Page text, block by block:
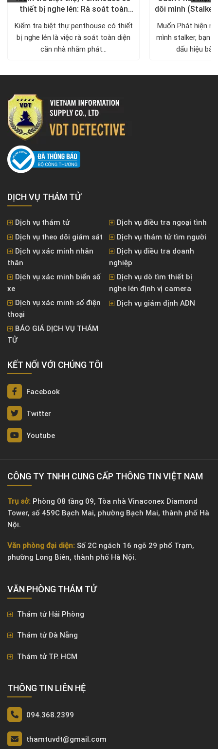
thiết bị nghe lén: Rà soát toàn
diện, trả lại không gian riêng tư
Kiểm tra biệt thự penthouse có thiết
bị nghe lén là việc rà soát toàn diện
căn nhà nhằm phát...
dõi mình
Muốn Phát hiện
mình stalker, bạn
dấu hiệu bất
DỊCH VỤ THÁM TỬ
Dịch vụ thám tử
Dịch vụ điều tra ngoại tình
Dịch vụ theo dõi giám sát
Dịch vụ thám tử tìm người
Dịch vụ xác minh nhân
thân
Dịch vụ điều tra doanh
nghiệp
Dịch vụ xác minh biển số
xe
Dịch vụ dò tìm thiết bị
nghe lén định vị camera
Dịch vụ xác minh số điện
thoại
Dịch vụ giám định ADN
BÁO GIÁ DỊCH VỤ THÁM
TỬ
KẾT NỐI VỚI CHÚNG TÔI
Facebook
Twitter
Youtube
CÔNG TY TNHH CUNG CẤP THÔNG TIN VIỆT NAM
Trụ sở: Phòng 08 tầng 09, Tòa nhà Vinaconex Diamond
Tower, số 459C Bạch Mai, phường Bạch Mai, thành phố Hà
Nội.
Văn phòng đại diện: Số 2C ngách 16 ngõ 29 phố Trạm,
phường Long Biên, thành phố Hà Nội.
VĂN PHÒNG ​THÁM TỬ
Thám tử Hải Phòng
Thám tử Đà Nẵng
Thám tử TP. HCM
THÔNG TIN LIÊN HỆ
094.368.2399
thamtuvdt@gmail.com